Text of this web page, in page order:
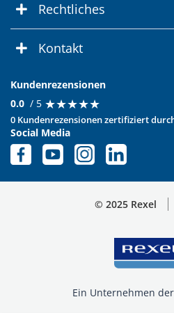
Rechtliches
Kontakt
Kundenrezensionen
0.0 / 5 ★★★★★
★★★★★
0 Kundenrezensionen zertifiziert
Social Media
© 2025 Rexel
Ein Unternehmen